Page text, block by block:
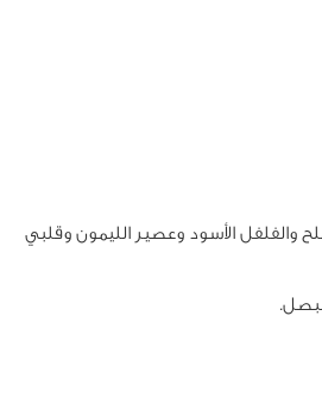
والفلفل الأسود وعصير الليمون وقلبي